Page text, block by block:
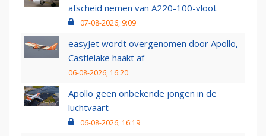
afscheid nemen van A220-100-vloot
07-08-2026, 9:09
easyJet wordt overgenomen door Apollo,
Castlelake haakt af
06-08-2026, 16:20
Apollo geen onbekende jongen in de
luchtvaart
06-08-2026, 16:19